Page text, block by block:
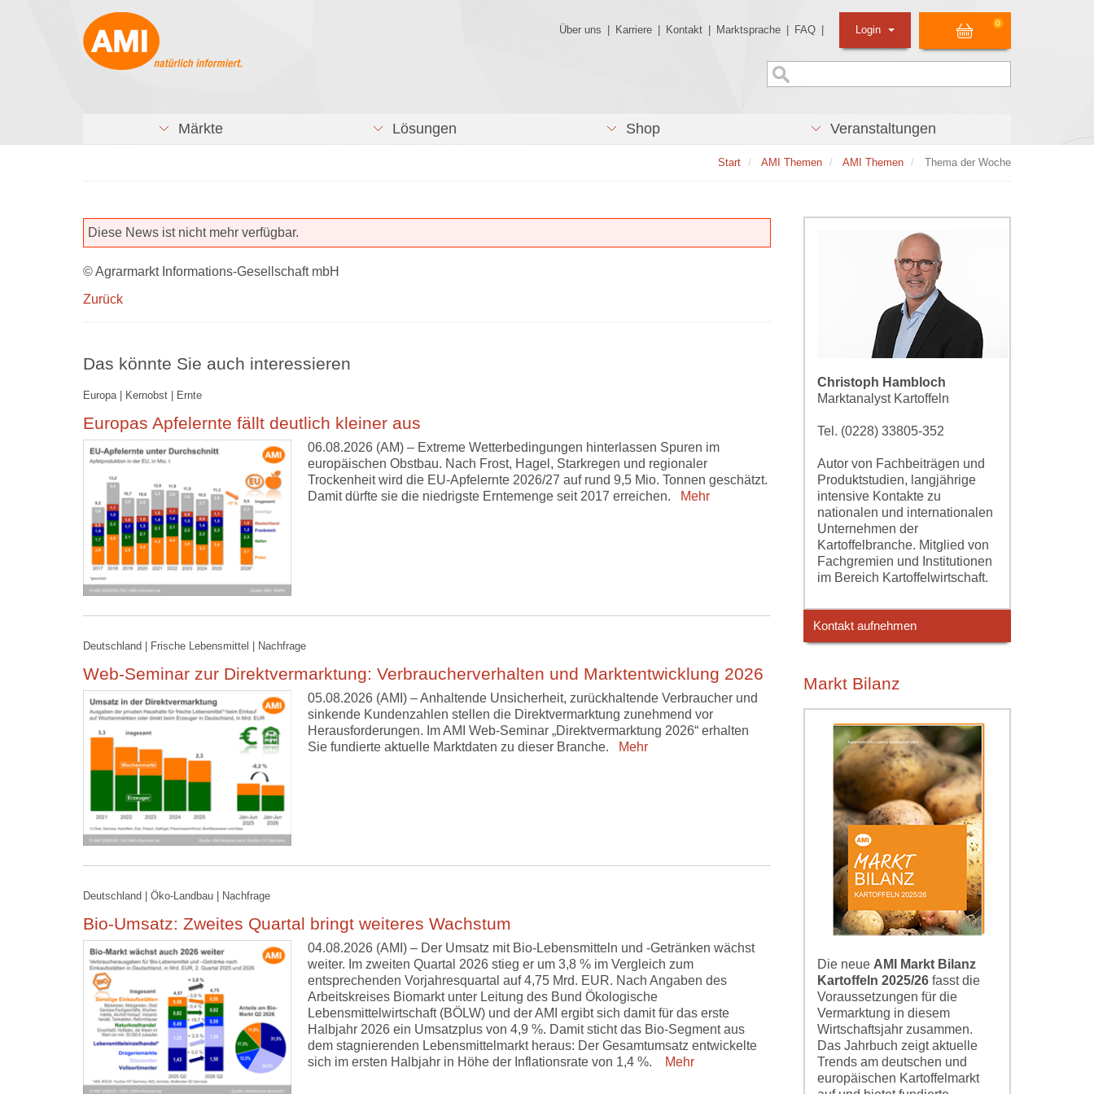
Über uns Karriere Kontakt Marktsprache FAQ
0
Login
Märkte Lösungen Shop Veranstaltungen
Start AMI Themen AMI Themen Thema der Woche
Diese News ist nicht mehr verfügbar.
© Agrarmarkt Informations-Gesellschaft mbH
Zurück
Das könnte Sie auch interessieren
Europa | Kernobst | Ernte
Europas Apfelernte fällt deutlich kleiner aus
06.08.2026 (AM) – Extreme Wetterbedingungen hinterlassen Spuren im
europäischen Obstbau. Nach Frost, Hagel, Starkregen und regionaler
Trockenheit wird die EU-Apfelernte 2026/27 auf rund 9,5 Mio. Tonnen geschätzt.
Damit dürfte sie die niedrigste Erntemenge seit 2017 erreichen.
Mehr
Deutschland | Frische Lebensmittel | Nachfrage
Web-Seminar zur Direktvermarktung: Verbraucherverhalten und Marktentwicklung 2026
05.08.2026 (AMI) – Anhaltende Unsicherheit, zurückhaltende Verbraucher und
sinkende Kundenzahlen stellen die Direktvermarktung zunehmend vor
Herausforderungen. Im AMI Web-Seminar „Direktvermarktung 2026“ erhalten
Sie fundierte aktuelle Marktdaten zu dieser Branche.
Mehr
Deutschland | Öko-Landbau | Nachfrage
Bio-Umsatz: Zweites Quartal bringt weiteres Wachstum
04.08.2026 (AMI) – Der Umsatz mit Bio-Lebensmitteln und -Getränken wächst
weiter. Im zweiten Quartal 2026 stieg er um 3,8 % im Vergleich zum
entsprechenden Vorjahresquartal auf 4,75 Mrd. EUR. Nach Angaben des
Arbeitskreises Biomarkt unter Leitung des Bund Ökologische
Lebensmittelwirtschaft (BÖLW) und der AMI ergibt sich damit für das erste
Halbjahr 2026 ein Umsatzplus von 4,9 %. Damit sticht das Bio-Segment aus
dem stagnierenden Lebensmittelmarkt heraus: Der Gesamtumsatz entwickelte
sich im ersten Halbjahr in Höhe der Inflationsrate von 1,4 %.
Mehr
Christoph Hambloch
Marktanalyst Kartoffeln
Tel. (0228) 33805-352
Autor von Fachbeiträgen und
Produktstudien, langjährige
intensive Kontakte zu
nationalen und internationalen
Unternehmen der
Kartoffelbranche. Mitglied von
Fachgremien und Institutionen
im Bereich Kartoffelwirtschaft.
Kontakt aufnehmen
Markt Bilanz
Die neue AMI Markt Bilanz
Kartoffeln 2025/26 fasst die
Voraussetzungen für die
Vermarktung in diesem
Wirtschaftsjahr zusammen.
Das Jahrbuch zeigt aktuelle
Trends am deutschen und
europäischen Kartoffelmarkt